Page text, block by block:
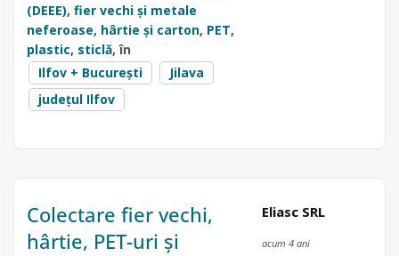
(DEEE), fier vechi și metale
neferoase, hârtie și carton, PET,
plastic, sticlă, în
Ilfov + București
Jilava
județul Ilfov
Colectare fier vechi,
hârtie, PET-uri și
Eliasc SRL
acum 4 ani